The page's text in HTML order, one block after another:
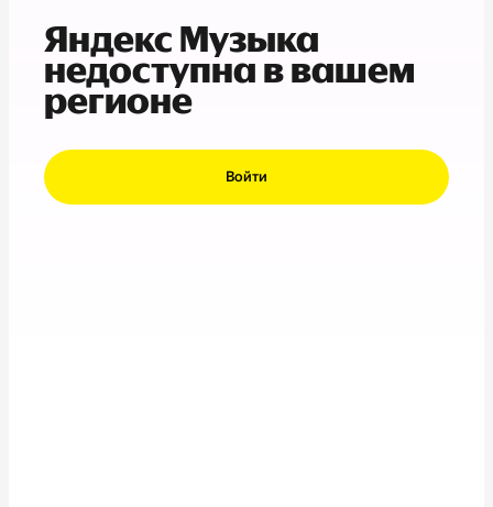
Яндекс Музыка
недоступна в вашем
регионе
Войти